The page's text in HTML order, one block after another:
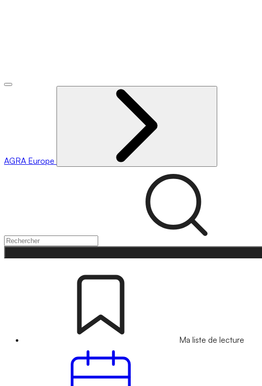
AGRA Europe
Ma liste de lecture